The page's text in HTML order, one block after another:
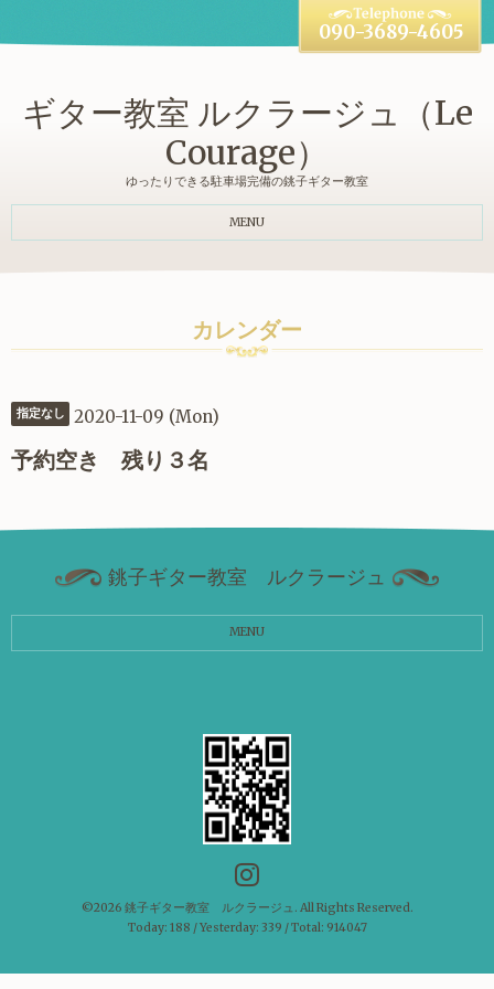
ギター教室 ルクラージュ（Le
Courage）
ゆったりできる駐車場完備の銚子ギター教室
090-3689-4605
MENU
カレンダー
指定なし 2020-11-09 (Mon)
予約空き 残り３名
銚子ギター教室 ルクラージュ
MENU
©2026 銚子ギター教室 ルクラージュ . All Rights Reserved.
Today: 188 / Yesterday: 339 / Total: 914047